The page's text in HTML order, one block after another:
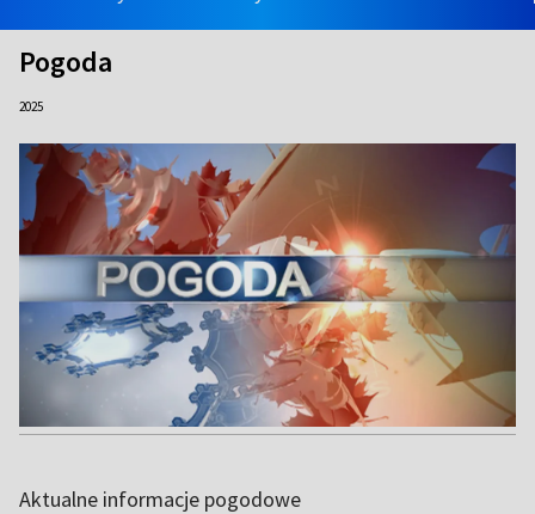
Pogoda
2025
Aktualne informacje pogodowe